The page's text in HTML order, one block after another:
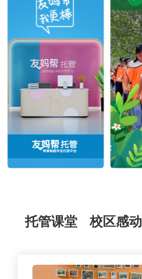
托管课堂 校区感动